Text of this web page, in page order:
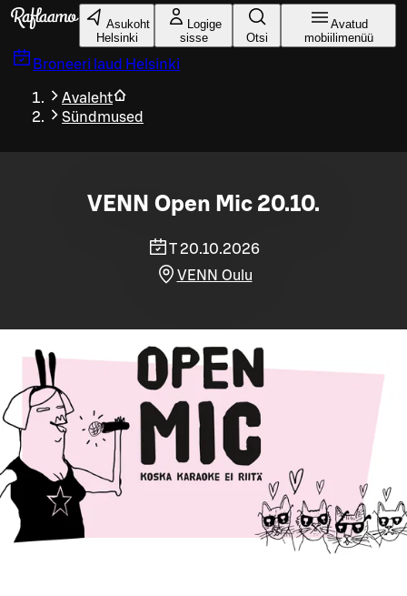
Liigu peamise sisu juurde
Asukoht
Helsinki
Logige
sisse
Otsi
Avatud
mobiilimenüü
Broneeri laud Helsinki
Avaleht
Sündmused
VENN Open Mic 20.10.
T 20.10.2026
VENN Oulu